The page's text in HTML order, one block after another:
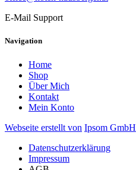
E-Mail Support
Navigation
Home
Shop
Über Mich
Kontakt
Mein Konto
Webseite erstellt von Ipsom GmbH
Datenschutzerklärung
Impressum